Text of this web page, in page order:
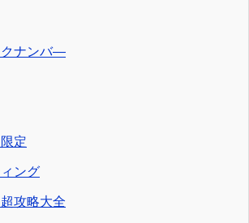
クナンバ―
定
ング
攻略大全